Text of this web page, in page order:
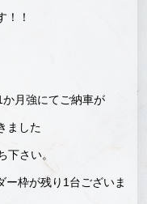
！！
月強にてご納車が
ました
下さい。
ー枠が残り1台ございま